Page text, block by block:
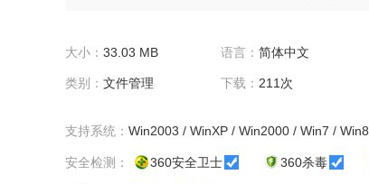
大小： 33.03 MB 语言： 简体中文
类别： 文件管理 下载： 211次
支持系统： Win2003 / WinXP / Win2000 / Win7 / Win8
安全检测： 360安全卫士 360杀毒